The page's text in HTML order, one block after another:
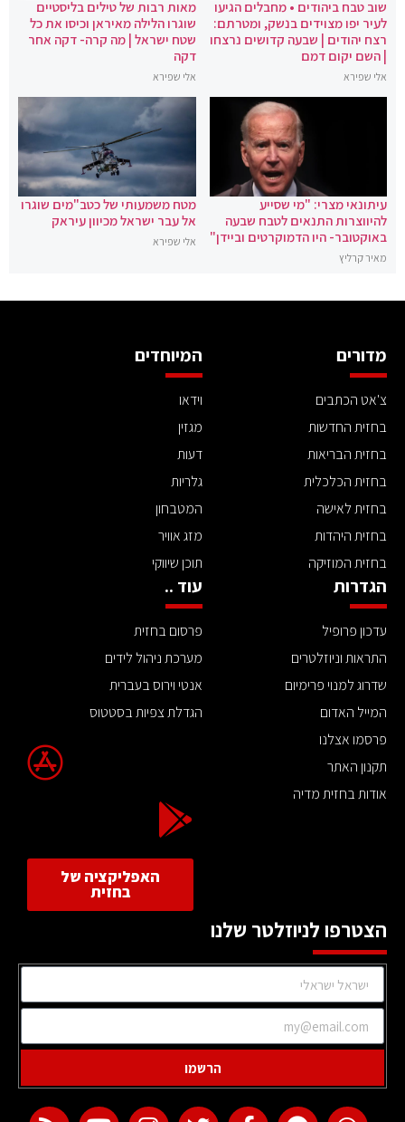
שוב טבח ביהודים • מחבלים הגיעו
לעיר יפו מצוידים בנשק, ומטרתם:
רצח יהודים | שבעה קדושים נרצחו
| השם יקום דמם
אלי שפירא
מאות רבות של טילים בליסטיים
שוגרו הלילה מאיראן וכיסו את כל
שטח ישראל | מה קרה- דקה אחר
דקה
אלי שפירא
עיתונאי מצרי: "מי שסייע
להיווצרות התנאים לטבח שבעה
באוקטובר- היו הדמוקרטים וביידן"
מאיר קרליץ
מטח משמעותי של כטב"מים שוגרו
אל עבר ישראל מכיוון עיראק
אלי שפירא
מדורים
צ'אט הכתבים
בחזית החדשות
בחזית הבריאות
בחזית הכלכלית
בחזית לאישה
בחזית היהדות
בחזית המוזיקה
המיוחדים
וידאו
מגזין
דעות
גלריות
המטבחון
מזג אוויר
תוכן שיווקי
הגדרות
עדכון פרופיל
התראות וניוזלטרים
שדרוג למנוי פרימיום
המייל האדום
פרסמו אצלנו
תקנון האתר
אודות בחזית מדיה
עוד ..
פרסום בחזית
מערכת ניהול לידים
אנטי וירוס בעברית
הגדלת צפיות בסטטוס
האפליקציה של
בחזית
הצטרפו לניוזלטר שלנו
הרשמו